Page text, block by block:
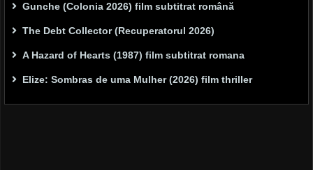
Gunche (Colonia 2026) film subtitrat română
The Debt Collector (Recuperatorul 2026)
A Hazard of Hearts (1987) film subtitrat romana
Elize: Sombras de uma Mulher (2026) film thriller